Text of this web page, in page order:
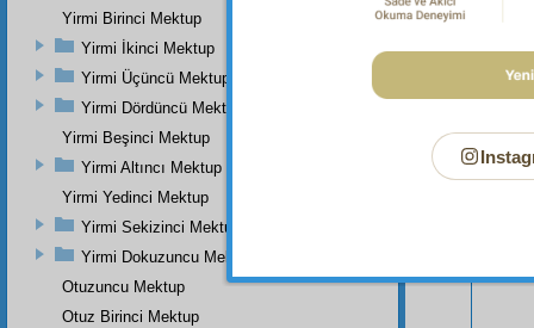
Yirmi Birinci Mektup
Yirmi İkinci Mektup
Yirmi Üçüncü Mektup
Yirmi Dördüncü Mektup
Yirmi Beşinci Mektup
Yirmi Altıncı Mektup
Yirmi Yedinci Mektup
Yirmi Sekizinci Mektup
Yirmi Dokuzuncu Mektup
Otuzuncu Mektup
Otuz Birinci Mektup